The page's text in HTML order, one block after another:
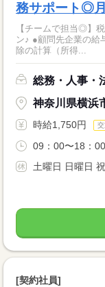
務サポート◎
【チームで担当◎】
ン♪ ●顧問先企業の給
除の計算（所得...
総務・人事・
神奈川県横浜
時給1,750円
09：00〜18：
土曜日 日曜日
[契約社員]